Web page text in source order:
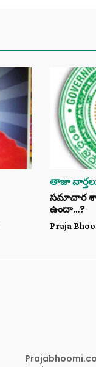
తాజా
సమాచార శాఖ
ఉందా…?
Praja